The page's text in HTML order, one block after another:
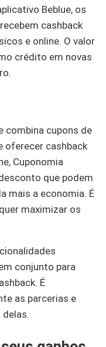
Beblue, os
cashback
e online. O valor
crédito em novas
combina cupons de
oferecer cashback
Cuponomia
que podem
mais a economia. É
maximizar os
conjunto para
É
as parcerias e